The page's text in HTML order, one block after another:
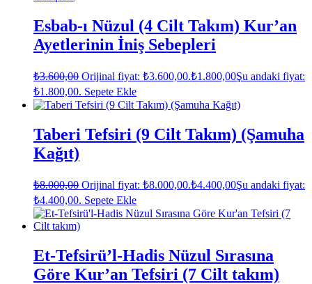
Esbab-ı Nüzul (4 Cilt Takım) Kur’an
Ayetlerinin İniş Sebepleri
₺3.600,00 Orijinal fiyat: ₺3.600,00.₺1.800,00Şu andaki fiyat:
₺1.800,00. Sepete Ekle
Taberi Tefsiri (9 Cilt Takım) (Şamuha
Kağıt)
₺8.000,00 Orijinal fiyat: ₺8.000,00.₺4.400,00Şu andaki fiyat:
₺4.400,00. Sepete Ekle
Et-Tefsirü’l-Hadis Nüzul Sırasına
Göre Kur’an Tefsiri (7 Cilt takım)